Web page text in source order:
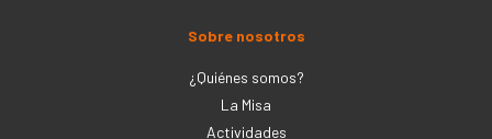
Sobre nosotros
¿Quiénes somos?
La Misa
Actividades